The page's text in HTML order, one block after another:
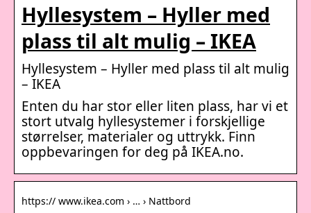
Hyllesystem – Hyller med
plass til alt mulig – IKEA
Hyllesystem – Hyller med plass til alt mulig
– IKEA
Enten du har stor eller liten plass, har vi et
stort utvalg hyllesystemer i forskjellige
størrelser, materialer og uttrykk. Finn
oppbevaringen for deg på IKEA.no.
https:// www.ikea.com › … › Nattbord